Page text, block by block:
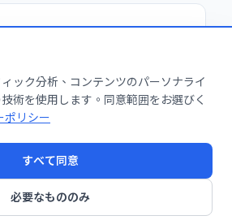
ック分析、コンテンツのパーソナライ
術を使用します。同意範囲をお選びく
ポリシー
すべて同意
必要なもののみ
トを貴社に活用しません
か？
無料診断を申し込む